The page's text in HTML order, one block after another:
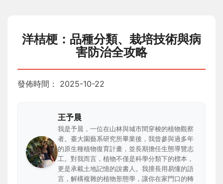
洋桔梗：品種分類、栽培技術與病
害防治全攻略
發佈時間： 2025-10-22
王予晨
我是予晨，一位在山林與城市間穿梭的植物觀察
者。臺大園藝系研究所畢業後，我曾參與過多年
的原生種植物復育計畫，並長期擔任生態導覽志
工。對我而言，植物不僅是科學分類下的標本，
更是承載土地記憶的說書人。我擅長用易懂的語
言，解構複雜的植物形態學，讓你在家門口的轉